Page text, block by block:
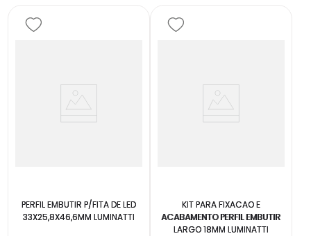
PERFIL EMBUTIR P/FITA DE LED
33X25,8X46,6MM LUMINATTI
KIT PARA FIXACAO E
ACABAMENTO PERFIL EMBUTIR
LARGO 18MM LUMINATTI